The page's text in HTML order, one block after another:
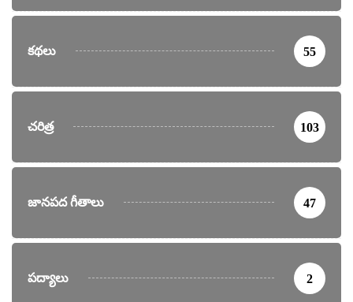
కథలు 55
చరిత్ర 103
జానపద గీతాలు 47
పద్యాలు 2